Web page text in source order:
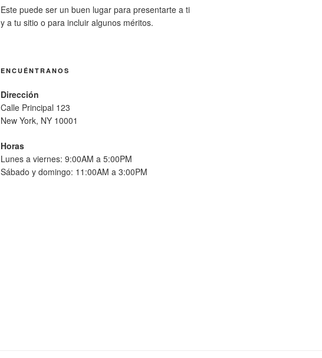
Este puede ser un buen lugar para presentarte a ti
y a tu sitio o para incluir algunos méritos.
ENCUÉNTRANOS
Dirección
Calle Principal 123
New York, NY 10001
Horas
Lunes a viernes: 9:00AM a 5:00PM
Sábado y domingo: 11:00AM a 3:00PM